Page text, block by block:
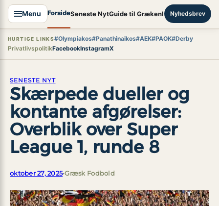
Menu ForsideSeneste NytGuide til GrækenlandSuper League
Nyhedsbrev
HURTIGE LINKS#Olympiakos#Panathinaikos#AEK#PAOK#Derby
PrivatlivspolitikFacebookInstagramX
SENESTE NYT
Skærpede dueller og
kontante afgørelser:
Overblik over Super
League 1, runde 8
oktober 27, 2025•Græsk Fodbold